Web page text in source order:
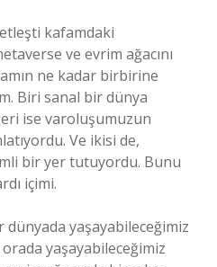
kafamdaki
ve evrim ağacını
ne kadar birbirine
Biri sanal bir dünya
ise varoluşumuzun
Ve ikisi de,
bir yer tutuyordu. Bunu
içimi.
yaşayabileceğimiz
yaşayabileceğimiz